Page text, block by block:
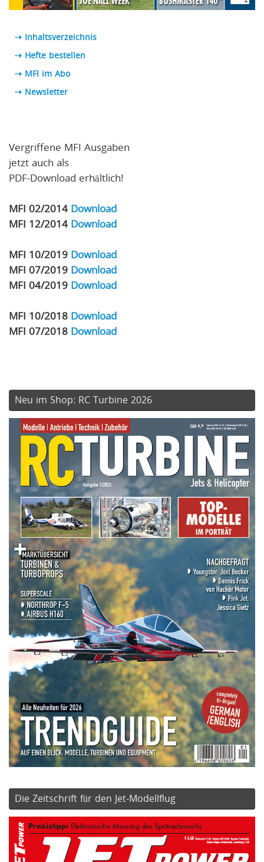
⇢ Inhaltsverzeichnis
⇢ Hefte bestellen
⇢ MFI im Abo
⇢ Newsletter
Vergriffene MFI Ausgaben
jetzt auch als
PDF-Download erhältlich!
MFI 02/2014 Download
MFI 12/2014 Download
MFI 10/2019 Download
MFI 07/2019 Download
MFI 04/2019 Download
MFI 10/2018 Download
MFI 07/2018 Download
Neu im Shop: RC Turbine 2026
Die Zeitschrift für den Jet-Modellflug